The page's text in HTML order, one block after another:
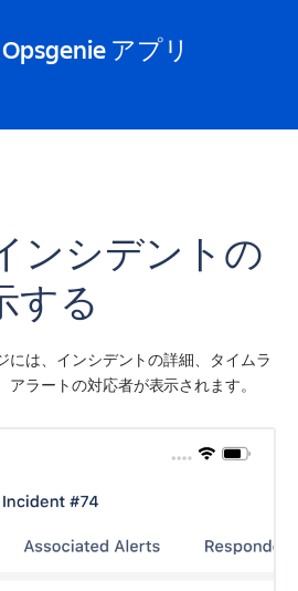
アプリ
ンシデントの
する
には、インシデントの詳細、タイムラ
ラートの対応者が表示されます。